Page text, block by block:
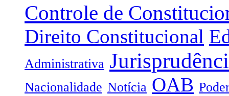
Controle de
Direito Constitucional
Administrativa
Nacionalidade Notícia OAB